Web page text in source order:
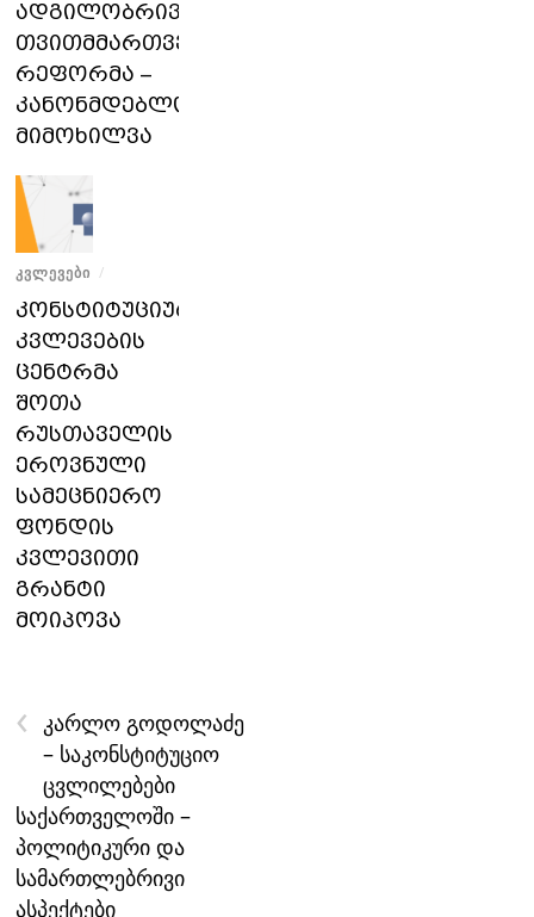
ადგილობრივი
თვითმმართველობის
რეფორმა –
კანონმდებლობის
მიმოხილვა
ᲙᲕᲚᲔᲕᲔᲑᲘ /
კონსტიტუციური
კვლევების
ცენტრმა
შოთა
რუსთაველის
ეროვნული
სამეცნიერო
ფონდის
კვლევითი
გრანტი
მოიპოვა
‹
კარლო გოდოლაძე
– საკონსტიტუციო
ცვლილებები
საქართველოში –
პოლიტიკური და
სამართლებრივი
ასპექტები